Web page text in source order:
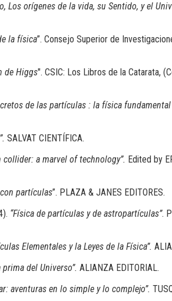
Los orígenes de la vida, su Sentido, y el
la física”. Consejo Superior de
de Higgs". CSIC: Los Libros de la Catarata,
de las partículas : la física
SALVAT CIENTÍFICA.
collider: a marvel of technology”. Edited by
con partículas”. PLAZA & JANES EDITORES.
“Física de partículas y de astropartículas”.
Elementales y la Leyes de la Física”.
del Universo”. ALIANZA EDITORIAL.
aventuras en lo simple y lo complejo”.